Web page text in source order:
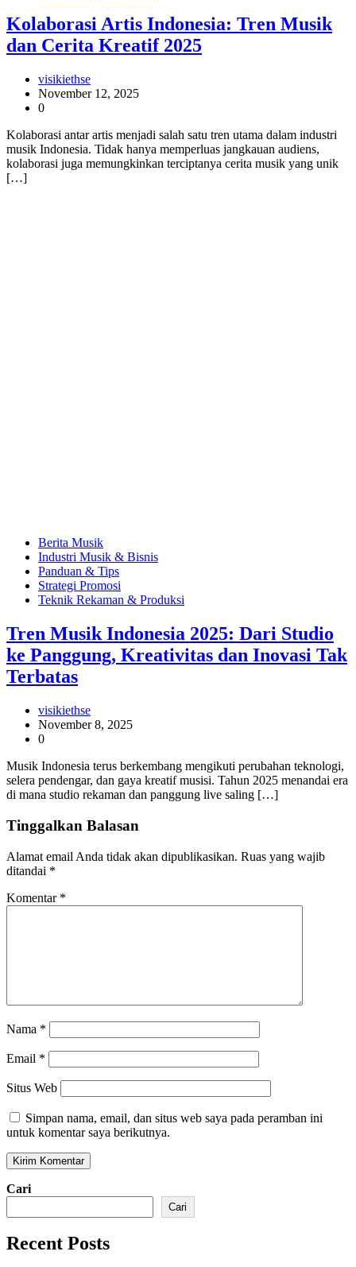
Kolaborasi Artis Indonesia: Tren Musik
dan Cerita Kreatif 2025
visikiethse
November 12, 2025
0
Kolaborasi antar artis menjadi salah satu tren utama dalam industri
musik Indonesia. Tidak hanya memperluas jangkauan audiens,
kolaborasi juga memungkinkan terciptanya cerita musik yang unik
[…]
Berita Musik
Industri Musik & Bisnis
Panduan & Tips
Strategi Promosi
Teknik Rekaman & Produksi
Tren Musik Indonesia 2025: Dari Studio
ke Panggung, Kreativitas dan Inovasi Tak
Terbatas
visikiethse
November 8, 2025
0
Musik Indonesia terus berkembang mengikuti perubahan teknologi,
selera pendengar, dan gaya kreatif musisi. Tahun 2025 menandai era
di mana studio rekaman dan panggung live saling […]
Tinggalkan Balasan
Alamat email Anda tidak akan dipublikasikan. Ruas yang wajib
ditandai *
Komentar *
Nama *
Email *
Situs Web
Simpan nama, email, dan situs web saya pada peramban ini
untuk komentar saya berikutnya.
Cari
Cari
Recent Posts